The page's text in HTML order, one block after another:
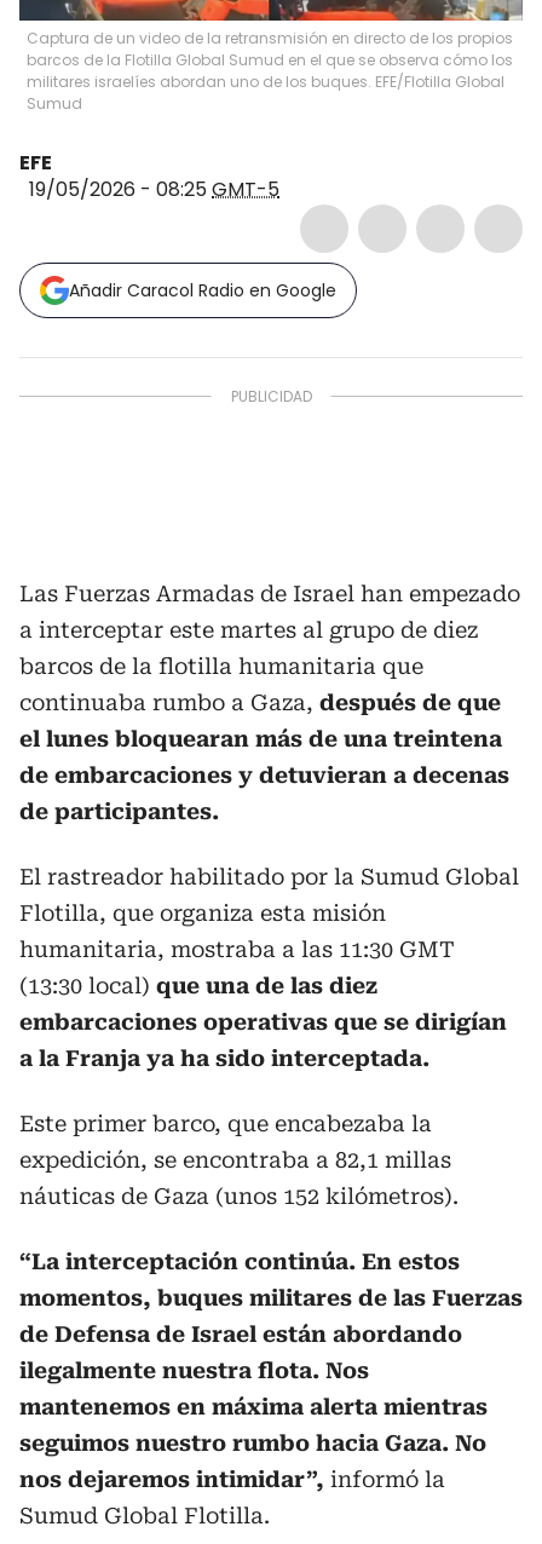
Captura de un video de la retransmisión en directo de los propios
barcos de la Flotilla Global Sumud en el que se observa cómo los
militares israelíes abordan uno de los buques. EFE/Flotilla Global
Sumud
EFE
19/05/2026 - 08:25GMT-5
Añadir Caracol Radio en Google
Las Fuerzas Armadas de Israel han empezado
a interceptar este martes al grupo de diez
barcos de la flotilla humanitaria que
continuaba rumbo a Gaza, después de que
el lunes bloquearan más de una treintena
de embarcaciones y detuvieran a decenas
de participantes.
El rastreador habilitado por la Sumud Global
Flotilla, que organiza esta misión
humanitaria, mostraba a las 11:30 GMT
(13:30 local) que una de las diez
embarcaciones operativas que se dirigían
a la Franja ya ha sido interceptada.
Este primer barco, que encabezaba la
expedición, se encontraba a 82,1 millas
náuticas de Gaza (unos 152 kilómetros).
“La interceptación continúa. En estos
momentos, buques militares de las Fuerzas
de Defensa de Israel están abordando
ilegalmente nuestra flota. Nos
mantenemos en máxima alerta mientras
seguimos nuestro rumbo hacia Gaza. No
nos dejaremos intimidar”, informó la
Sumud Global Flotilla.